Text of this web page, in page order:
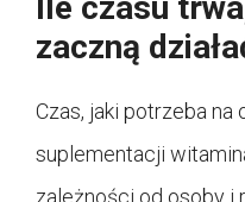
zaczną
Czas, jaki potrzeba
suplementacji
zależności od osoby i